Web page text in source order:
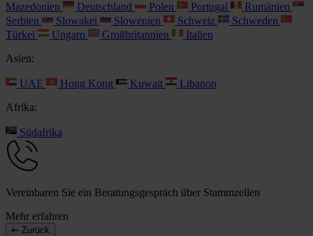
Mazedonien
Deutschland Polen Portugal
Rumänien
Serbien
Slowakei Slowenien Schweiz
Schweden
Türkei
Ungarn Großbritannien
Italien
Asien:
UAE Hong Kong Kuwait
Libanon
Afrika:
Südafrika
Vereinbaren Sie ein Beratungsgespräch über Stammzellen
Mehr erfahren
Zurück